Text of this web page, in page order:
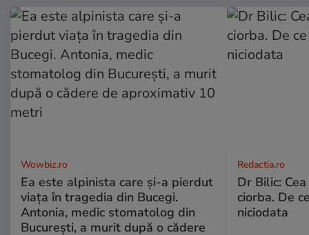
Wowbiz.ro
Ea este alpinista care și-a pierdut
viața în tragedia din Bucegi.
Antonia, medic stomatolog din
București, a murit după o cădere
Redactia.ro
Dr Bilic:
ciorba. De
niciodata